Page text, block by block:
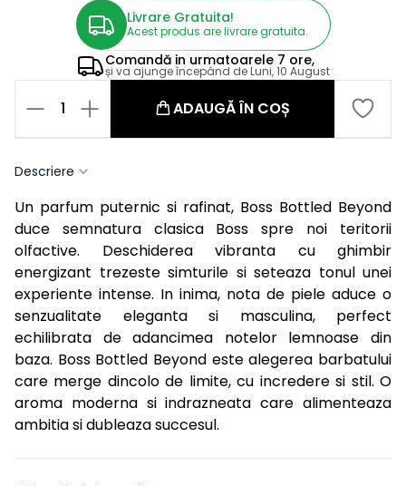
Livrare Gratuita!
Acest produs are livrare gratuita.
Comandă in urmatoarele 7 ore,
și va ajunge începând deLuni, 10 August
1 ADAUGĂ ÎN COȘ
Descriere
Un parfum puternic si rafinat, Boss Bottled Beyond
duce semnatura clasica Boss spre noi teritorii
olfactive. Deschiderea vibranta cu ghimbir
energizant trezeste simturile si seteaza tonul unei
experiente intense. In inima, nota de piele aduce o
senzualitate eleganta si masculina, perfect
echilibrata de adancimea notelor lemnoase din
baza. Boss Bottled Beyond este alegerea barbatului
care merge dincolo de limite, cu incredere si stil. O
aroma moderna si indrazneata care alimenteaza
ambitia si dubleaza succesul.